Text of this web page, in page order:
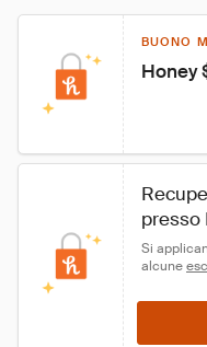
BUONO
Honey
presso
Si
alcune